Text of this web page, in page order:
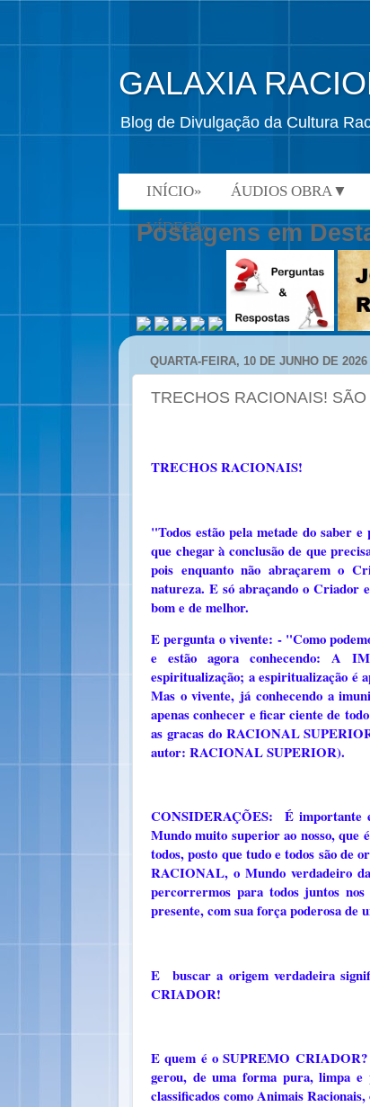
GALAXIA
Blog de Divulgação da Cultura
INÍCIO» ÁUDIOS OBRA▼
VÍDEOS»
Postagens em
QUARTA-FEIRA, 10 DE JUNHO DE 2026
TRECHOS RACIONAIS!
TRECHOS RACIONAIS!
"Todos estão pela metade do saber
que chegar à conclusão de que
pois enquanto não abraçarem o
natureza. E só abraçando o Criador
bom e de melhor.
E pergunta o vivente: - "Como
e estão agora conhecendo: A
espiritualização; a espiritualização
Mas o vivente, já conhecendo a
apenas conhecer e ficar ciente de
as gracas do RACIONAL
autor: RACIONAL SUPERIOR).
CONSIDERAÇÕES: É importante
Mundo muito superior ao nosso,
todos, posto que tudo e todos são
RACIONAL, o Mundo verdadeiro
percorrermos para todos juntos
presente, com sua força poderosa de
E buscar a origem verdadeira
CRIADOR!
E quem é o SUPREMO
gerou, de uma forma pura, limpa e
classificados como Animais